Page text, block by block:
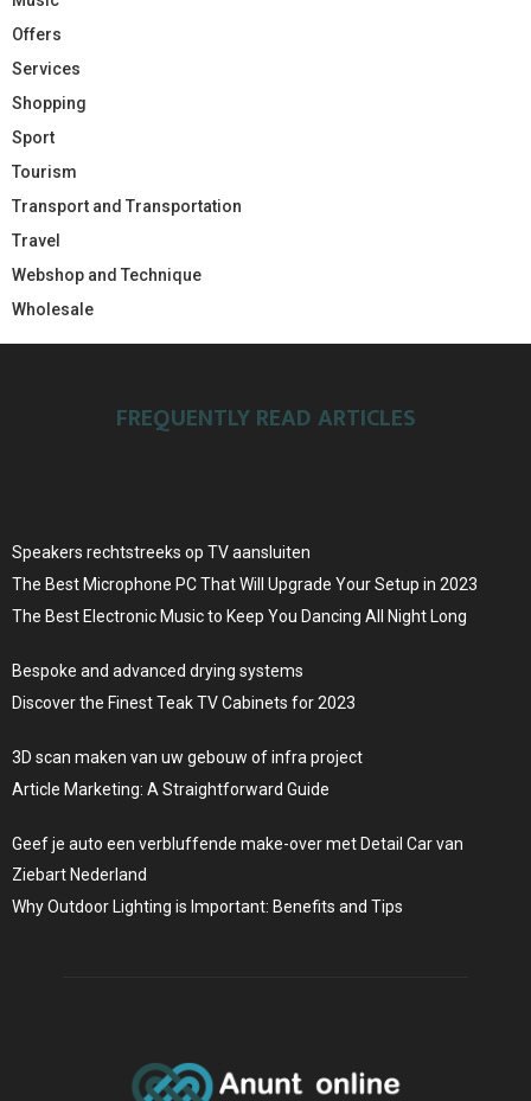
Offers
Services
Shopping
Sport
Tourism
Transport and Transportation
Travel
Webshop and Technique
Wholesale
FREQUENTLY READ ARTICLES
Speakers rechtstreeks op TV aansluiten
The Best Microphone PC That Will Upgrade Your Setup in 2023
The Best Electronic Music to Keep You Dancing All Night Long
Bespoke and advanced drying systems
Discover the Finest Teak TV Cabinets for 2023
3D scan maken van uw gebouw of infra project
Article Marketing: A Straightforward Guide
Geef je auto een verbluffende make-over met Detail Car van
Ziebart Nederland
Why Outdoor Lighting is Important: Benefits and Tips